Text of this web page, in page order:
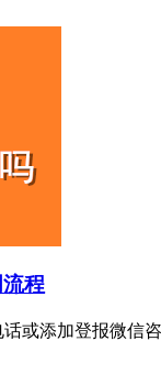
程
或添加登报微信